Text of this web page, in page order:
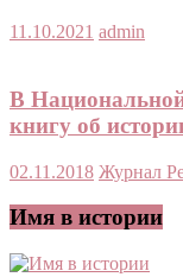
11.10.2021 admin
В
книгу об
02.11.2018 Журнал
Имя в истории